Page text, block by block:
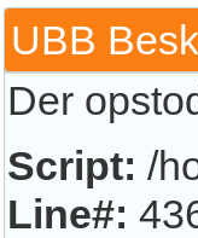
UBB
Der
Script: /
Line#: